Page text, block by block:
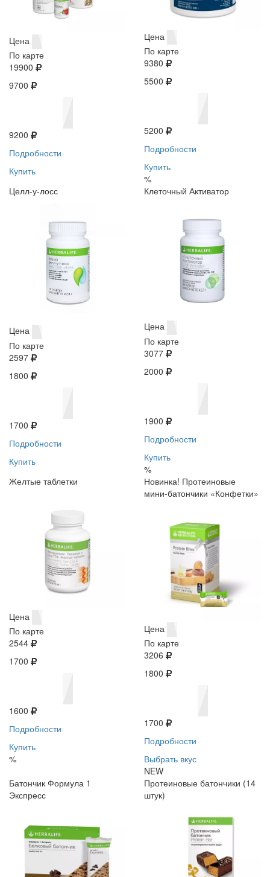
Цена
По карте
19900
9700
9200
Подробности
Купить
Цена
По карте
9380
5500
5200
Подробности
Купить
%
Целл-у-лосс
Цена
По карте
2597
1800
1700
Подробности
Купить
Клеточный Активатор
Цена
По карте
3077
2000
1900
Подробности
Купить
%
Желтые таблетки
Цена
По карте
2544
1700
1600
Подробности
Купить
%
Новинка! Протеиновые
мини-батончики «Конфетки»
Цена
По карте
3206
1800
1700
Подробности
Выбрать вкус
NEW
Батончик Формула 1
Экспресс
Протеиновые батончики (14
штук)